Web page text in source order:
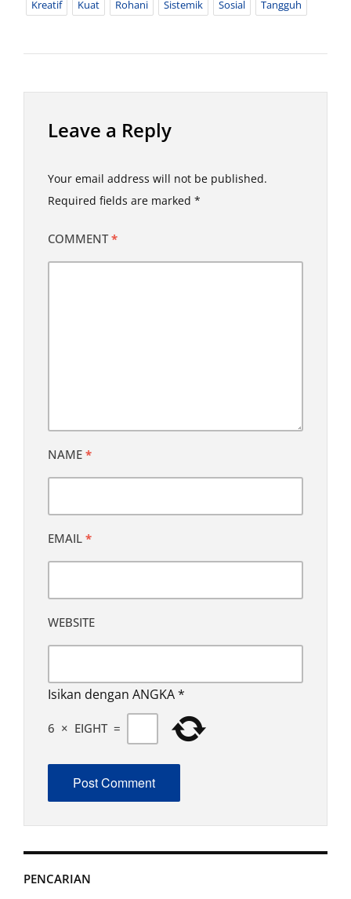
Kreatif Kuat Rohani Sistemik Sosial Tangguh
Leave a Reply
Your email address will not be published.
Required fields are marked *
COMMENT*
NAME *
EMAIL *
WEBSITE
Isikan dengan ANGKA*
6 × EIGHT =
PENCARIAN